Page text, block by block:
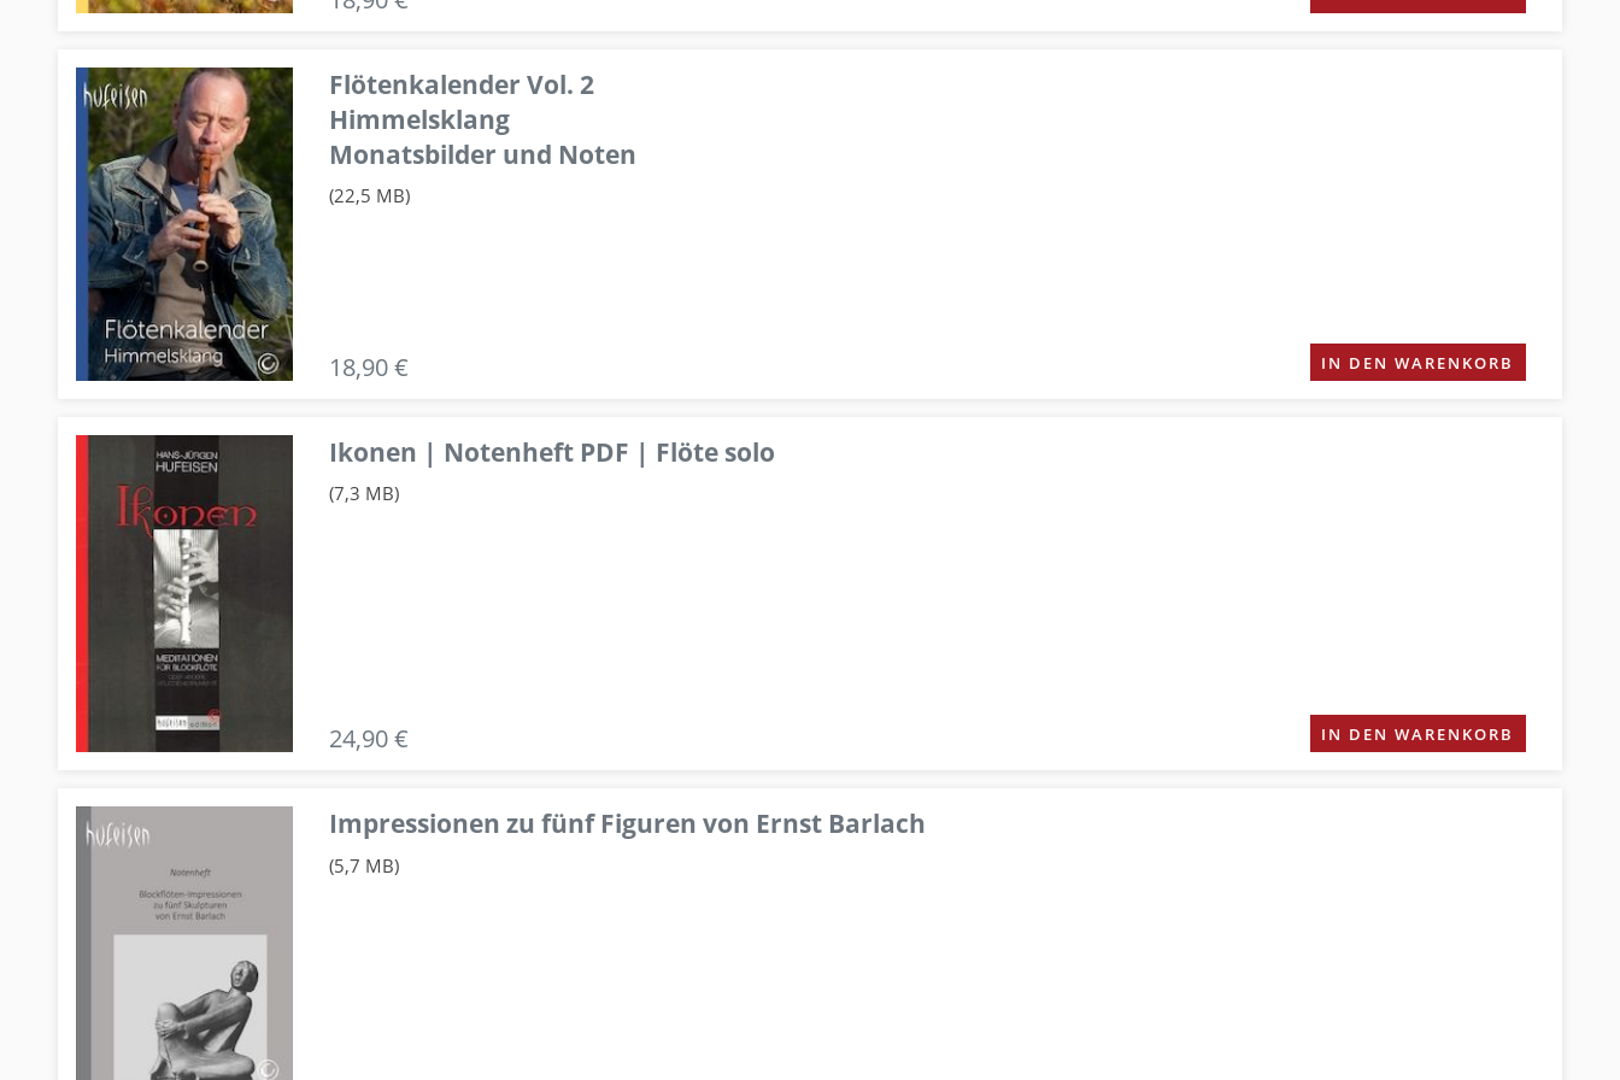
Flötenkalender Vol. 2
Himmelsklang
Monatsbilder und Noten
(22,5 MB)
18,90 € IN DEN WARENKORB
Ikonen | Notenheft PDF | Flöte solo
(7,3 MB)
24,90 € IN DEN WARENKORB
Impressionen zu fünf Figuren von Ernst Barlach
(5,7 MB)